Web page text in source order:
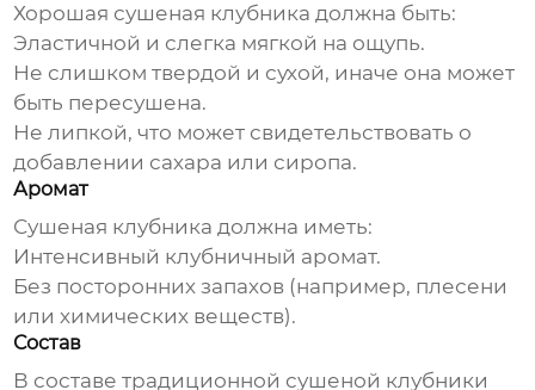
Хорошая сушеная клубника должна быть:
Эластичной и слегка мягкой на ощупь.
Не слишком твердой и сухой, иначе она может
быть пересушена.
Не липкой, что может свидетельствовать о
добавлении сахара или сиропа.
Аромат
Сушеная клубника должна иметь:
Интенсивный клубничный аромат.
Без посторонних запахов (например, плесени
или химических веществ).
Состав
В составетрадиционной сушеной клубники